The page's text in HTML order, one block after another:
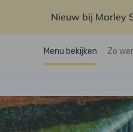
Nieuw bij Marley
Menu bekijken Zo